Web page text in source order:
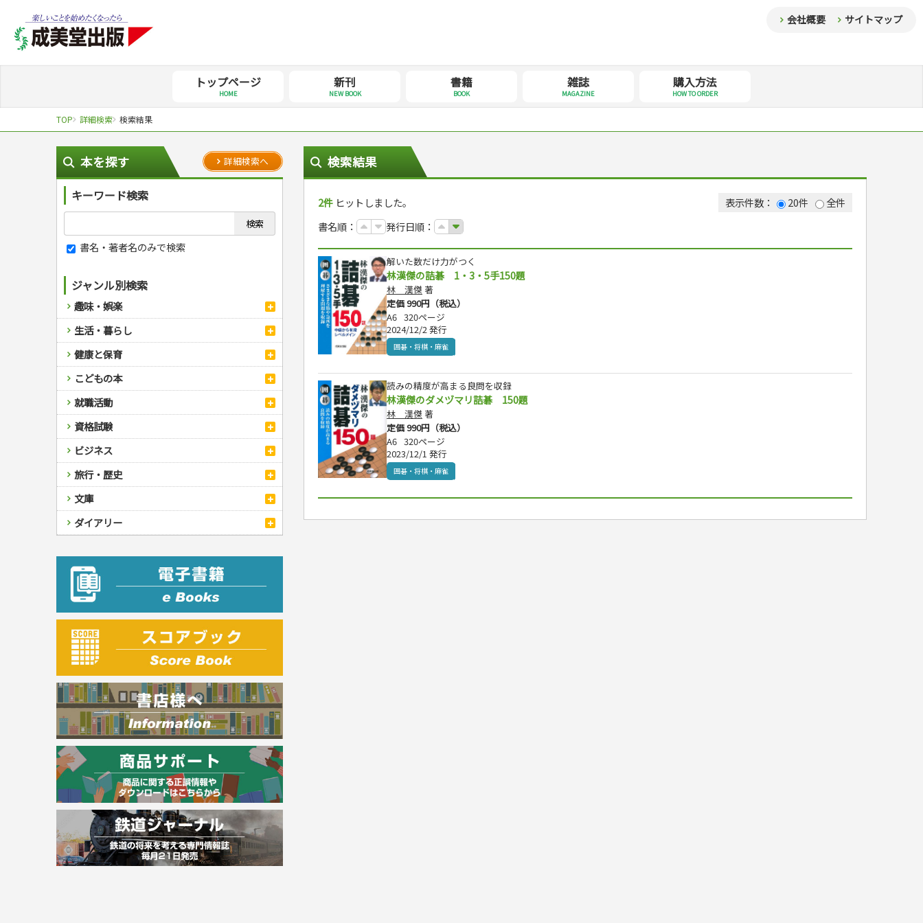
会社概要 サイトマップ
トップページ
HOME
新刊
NEW BOOK
書籍
BOOK
雑誌
MAGAZINE
購入方法
HOW TO ORDER
TOP 詳細検索 検索結果
本を探す 詳細検索へ
キーワード検索
書名・著者名のみで検索
ジャンル別検索
趣味・娯楽
スポーツ
スポーツルール
野球
ゴルフ
トレーニング
ジュニアスポーツ
その他スポーツ
自然・アウトドア・ペット
アウトドア
犬・猫
ペット・飼育
園芸・野菜づくり
雑学
娯楽・ゲーム・占い
ナンプレ
囲碁・将棋・麻雀
ゲーム・マジック
家相・風水・占い
カルチャー・芸術・趣味
鉄道・車・自転車
音楽・楽器
趣味・鑑賞・カメラ
絵画・デッサン
俳句・詩・ことば
辞典・語学
辞典
語学・旅行会話
運転免許
原付・二輪
普通免許
その他免許
生活・暮らし
料理
料理・レシピ
おもてなし・ごちそう料理
各国料理
お弁当
健康メニュー・ダイエット
調理器具クッキング
お菓子・ケーキ・パン
飲み物・お酒
手芸・クラフト
編み物
ソーイング
クラフト
住まい・インテリア・暮らし
インテリア・ハウジング
収納・掃除・暮らし
美容・ファッション
ダイエット・エクササイズ
メイク・ネイル・ヘア
着物・着つけ
冠婚葬祭・手紙・ペン字
冠婚葬祭・スピーチ・マナー
手紙・ペン字
妊娠・出産・育児
妊娠・出産・育児
離乳食・幼児食・こどもレシピ
健康と保育
家庭医学・健康
ツボ・マッサージ
家庭医学・病気
健康知識
栄養事典
生活習慣病
看護・介護
看護一般
介護一般
保育・教育
パネルシアター
指導マニュアル
こどもの本
児童一般
おりがみ・あやとり
なぞなぞ・ゲーム
占い・心理ゲーム
のりもの・ずかん
読み物・絵本
音と光のでる絵本
学参・ドリル
夏休みドリル
総復習ドリル
学習・地図
自由研究・読書感想文
えんぴつちょう
就職活動
就職活動
就職試験
公務員試験
資格試験
検定試験・資格試験
英語検定・TOEIC
漢字検定・数学検定
簿記検定
ケアマネジャー
介護・社会福祉士
司法書士・社労士
行政書士・宅建
FP
衛生管理・運行管理
建築・土木
電気・危険物
調理師
スキル・キャリアアップ
危険物取扱者
消防設備士
登録販売者
その他資格試験
ビジネス
経営・経済・法律
マネー・株・資産
簿記・経理・税金・保険
その他ビジネス
自己啓発
ビジネス読み物
旅行・歴史
国内・海外旅行
国外旅行
国内旅行
散歩・グルメ
地理・歴史
地理・地図
歴史
文庫
文庫
成美文庫
ダイアリー
プラチナダイアリー プレステージ
検索結果
2件 ヒットしました。 表示件数： 20件
全件
書名順：
発行日順：
解いた数だけ力がつく
林漢傑の詰碁 1・3・5手150題
林 漢傑 著
定価 990円（税込）
A6 320ページ
2024/12/2 発行
囲碁・将棋・麻雀
読みの精度が高まる良問を収録
林漢傑のダメヅマリ詰碁 150題
林 漢傑 著
定価 990円（税込）
A6 320ページ
2023/12/1 発行
囲碁・将棋・麻雀